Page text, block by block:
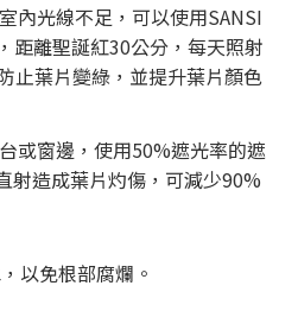
內光線不足，可以使用SANSI
距離聖誕紅30公分，每天照射
止葉片變綠，並提升葉片顏色
或窗邊，使用50%遮光率的遮
射造成葉片灼傷，可減少90%
以免根部腐爛。